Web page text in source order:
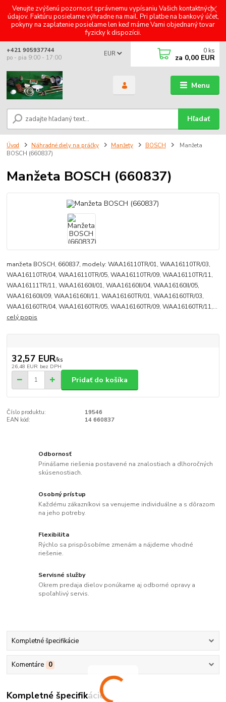
Venujte zvýšenú pozornosť správnemu vypísaniu Vašich kontaktných
údajov. Faktúru posielame výhradne na mail. Pri platbe na bankový účet,
pokyny na zaplatenie posielame len keď máme Vami objednaný tovar
fyzicky k dispozícii.
Menu
EUR
Hľadať
+421 905937744
po - pia 9:00 - 17:00
0 ks
za 0,00 EUR
Úvod Náhradné diely na práčky Manžety BOSCH
Manžeta
BOSCH (660837)
Manžeta BOSCH (660837)
manžeta BOSCH, 660837, modely: WAA16110TR/01, WAA16110TR/03,
WAA16110TR/04, WAA16110TR/05, WAA16110TR/09, WAA16110TR/11,
WAA16111TR/11, WAA16160II/01, WAA16160II/04, WAA16160II/05,
WAA16160II/09, WAA16160II/11, WAA16160TR/01, WAA16160TR/03,
WAA16160TR/04, WAA16160TR/05, WAA16160TR/09, WAA16160TR/11,...
celý popis
32,57 EUR/ks
26,48 EUR bez DPH
Pridať do košíka
Číslo produktu:
19546
EAN kód:
14 660837
Odbornosť
Prinášame riešenia postavené na znalostiach a dlhoročných
skúsenostiach.
Osobný prístup
Každému zákazníkovi sa venujeme individuálne a s dôrazom
na jeho potreby.
Flexibilita
Rýchlo sa prispôsobíme zmenám a nájdeme vhodné
riešenie.
Servisné služby
Okrem predaja dielov ponúkame aj odborné opravy a
spoľahlivý servis.
Kompletné špecifikácie
Komentáre 0
Kompletné špecifikácie